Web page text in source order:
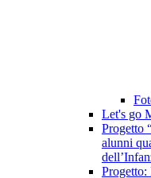
Let's go
Progetto
alunni
Progetto: